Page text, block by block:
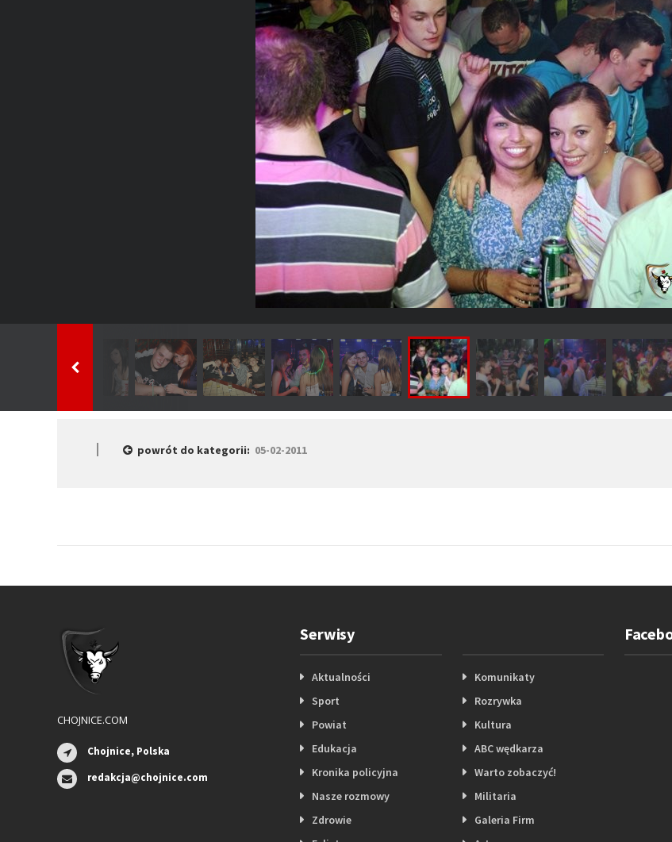
powrót do kategorii: 05-02-2011
CHOJNICE.COM
Chojnice, Polska
redakcja@chojnice.com
Serwisy
Aktualności
Sport
Powiat
Edukacja
Kronika policyjna
Nasze rozmowy
Zdrowie
Komunikaty
Rozrywka
Kultura
ABC wędkarza
Warto zobaczyć!
Militaria
Galeria Firm